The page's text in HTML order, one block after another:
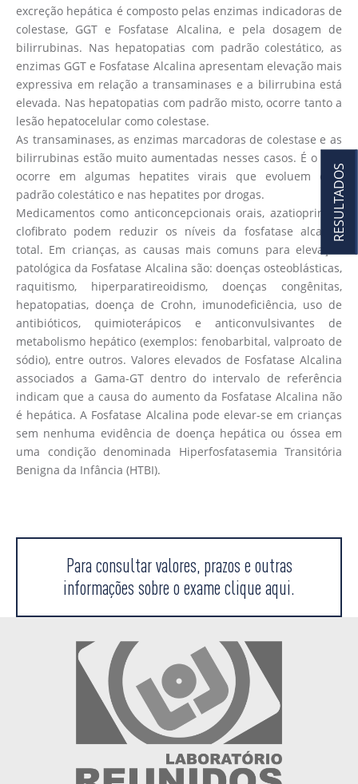
excreção hepática é composto pelas enzimas indicadoras de
colestase, GGT e Fosfatase Alcalina, e pela dosagem de
bilirrubinas. Nas hepatopatias com padrão colestático, as
enzimas GGT e Fosfatase Alcalina apresentam elevação mais
expressiva em relação a transaminases e a bilirrubina está
elevada. Nas hepatopatias com padrão misto, ocorre tanto a
lesão hepatocelular como colestase.
As transaminases, as enzimas marcadoras de colestase e as
bilirrubinas estão muito aumentadas nesses casos. É o que
ocorre em algumas hepatites virais que evoluem com
padrão colestático e nas hepatites por drogas.
Medicamentos como anticoncepcionais orais, azatioprina e
clofibrato podem reduzir os níveis da fosfatase alcalina
total. Em crianças, as causas mais comuns para elevação
patológica da Fosfatase Alcalina são: doenças osteoblásticas,
raquitismo, hiperparatireoidismo, doenças congênitas,
hepatopatias, doença de Crohn, imunodeficiência, uso de
antibióticos, quimioterápicos e anticonvulsivantes de
metabolismo hepático (exemplos: fenobarbital, valproato de
sódio), entre outros. Valores elevados de Fosfatase Alcalina
associados a Gama-GT dentro do intervalo de referência
indicam que a causa do aumento da Fosfatase Alcalina não
é hepática. A Fosfatase Alcalina pode elevar-se em crianças
sem nenhuma evidência de doença hepática ou óssea em
uma condição denominada Hiperfosfatasemia Transitória
Benigna da Infância (HTBI).
Para consultar valores, prazos e outras
informações sobre o exame clique aqui.
RESULTADOS